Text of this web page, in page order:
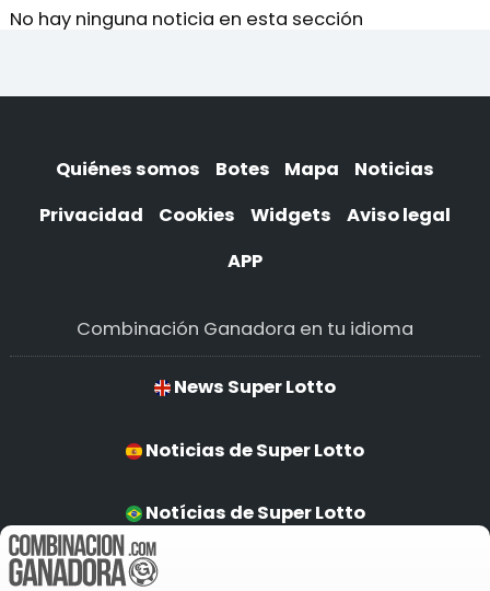
No hay ninguna noticia en esta sección
Quiénes somos Botes Mapa
Noticias
Privacidad
Cookies Widgets
Aviso legal
APP
Combinación Ganadora en tu idioma
News Super Lotto
Noticias de Super Lotto
Notícias de Super Lotto
Super Lotto Nachrichten